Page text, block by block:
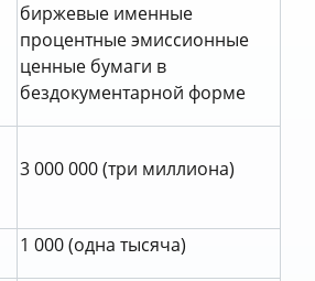
биржевые именные
процентные эмиссионные
ценные бумаги в
бездокументарной форме
3 000 000 (три миллиона)
1 000 (одна тысяча)